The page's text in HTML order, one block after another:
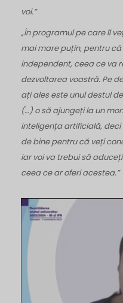
voi.”
„În programul pe care îl
mai mare puțin, pentru
independent, ceea ce va
dezvoltarea voastră. Pe
ați ales este unul destul
(…) o să ajungeți la un
inteligența artificială,
de bine pentru că veți
iar voi va trebui să
ceea ce ar oferi acestea.”